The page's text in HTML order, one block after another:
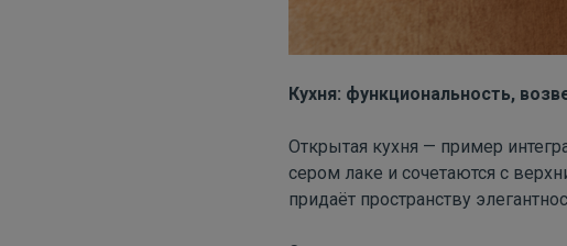
Кухня: функциональность,
Открытая кухня — пример
сером лаке и сочетаются с
придаёт пространству